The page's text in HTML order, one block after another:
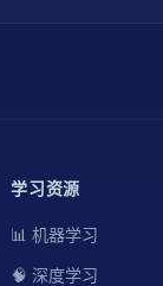
学习资源
📊 机器学习
🧠 深度学习